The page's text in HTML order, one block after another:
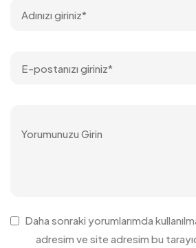
Daha sonraki yorumlarımda
adresim ve site adresim bu